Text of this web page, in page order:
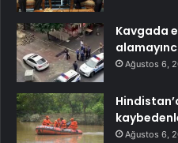
Kavgada
Ağustos 6,
Ağustos 6,